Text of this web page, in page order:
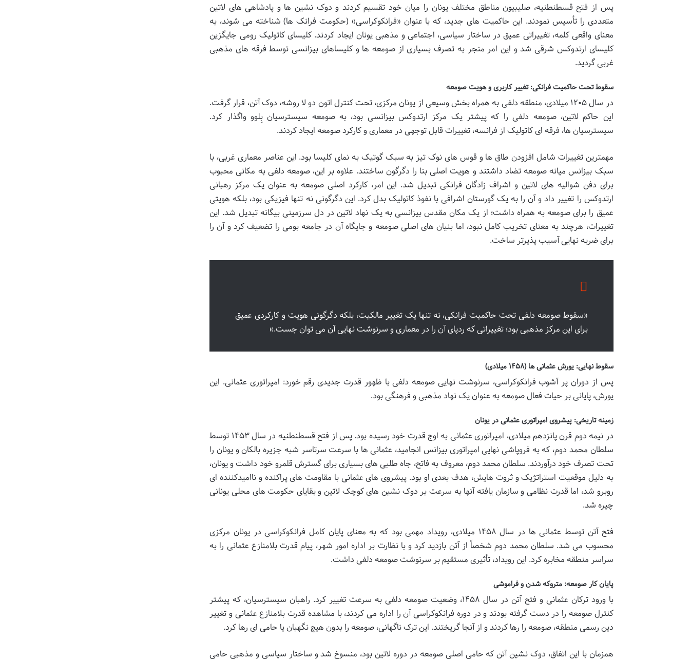
پس از فتح قسطنطنیه، صلیبیون مناطق مختلف یونان را میان خود تقسیم کردند و دوک نشین ها و پادشاهی های لاتین
متعددی را تأسیس نمودند. این حاکمیت های جدید، که با عنوان «فرانکوکراسی» (حکومت فرانک ها) شناخته می شوند، به
معنای واقعی کلمه، تغییراتی عمیق در ساختار سیاسی، اجتماعی و مذهبی یونان ایجاد کردند. کلیسای کاتولیک رومی جایگزین
کلیسای ارتدوکس شرقی شد و این امر منجر به تصرف بسیاری از صومعه ها و کلیساهای بیزانسی توسط فرقه های مذهبی
غربی گردید.
سقوط تحت حاکمیت فرانکی: تغییر کاربری و هویت صومعه
در سال ۱۲۰۵ میلادی، منطقه دلفی به همراه بخش وسیعی از یونان مرکزی، تحت کنترل اتون دو لا روشه، دوک آتن، قرار گرفت.
این حاکم لاتین، صومعه دلفی را که پیشتر یک مرکز ارتدوکس بیزانسی بود، به صومعه سیسترسیان بِلوو واگذار کرد.
سیسترسیان ها، فرقه ای کاتولیک از فرانسه، تغییرات قابل توجهی در معماری و کارکرد صومعه ایجاد کردند.
مهمترین تغییرات شامل افزودن طاق ها و قوس های نوک تیز به سبک گوتیک به نمای کلیسا بود. این عناصر معماری غربی، با
سبک بیزانس میانه صومعه تضاد داشتند و هویت اصلی بنا را دگرگون ساختند. علاوه بر این، صومعه دلفی به مکانی محبوب
برای دفن شوالیه های لاتین و اشراف زادگان فرانکی تبدیل شد. این امر، کارکرد اصلی صومعه به عنوان یک مرکز رهبانی
ارتدوکس را تغییر داد و آن را به یک گورستان اشرافی با نفوذ کاتولیک بدل کرد. این دگرگونی نه تنها فیزیکی بود، بلکه هویتی
عمیق را برای صومعه به همراه داشت؛ از یک مکان مقدس بیزانسی به یک نهاد لاتین در دل سرزمینی بیگانه تبدیل شد. این
تغییرات، هرچند به معنای تخریب کامل نبود، اما بنیان های اصلی صومعه و جایگاه آن در جامعه بومی را تضعیف کرد و آن را
برای ضربه نهایی آسیب پذیرتر ساخت.
«سقوط صومعه دلفی تحت حاکمیت فرانکی، نه تنها یک تغییر مالکیت، بلکه دگرگونی هویت و کارکردی عمیق
برای این مرکز مذهبی بود؛ تغییراتی که ردپای آن را در معماری و سرنوشت نهایی آن می توان جست.»
سقوط نهایی: یورش عثمانی ها (۱۴۵۸ میلادی)
پس از دوران پر آشوب فرانکوکراسی، سرنوشت نهایی صومعه دلفی با ظهور قدرت جدیدی رقم خورد: امپراتوری عثمانی. این
یورش، پایانی بر حیات فعال صومعه به عنوان یک نهاد مذهبی و فرهنگی بود.
زمینه تاریخی: پیشروی امپراتوری عثمانی در یونان
در نیمه دوم قرن پانزدهم میلادی، امپراتوری عثمانی به اوج قدرت خود رسیده بود. پس از فتح قسطنطنیه در سال ۱۴۵۳ توسط
سلطان محمد دوم، که به فروپاشی نهایی امپراتوری بیزانس انجامید، عثمانی ها با سرعت سرتاسر شبه جزیره بالکان و یونان را
تحت تصرف خود درآوردند. سلطان محمد دوم، معروف به فاتح، جاه طلبی های بسیاری برای گسترش قلمرو خود داشت و یونان،
به دلیل موقعیت استراتژیک و ثروت هایش، هدف بعدی او بود. پیشروی های عثمانی با مقاومت های پراکنده و ناامیدکننده ای
روبرو شد، اما قدرت نظامی و سازمان یافته آنها به سرعت بر دوک نشین های کوچک لاتین و بقایای حکومت های محلی یونانی
چیره شد.
فتح آتن توسط عثمانی ها در سال ۱۴۵۸ میلادی، رویداد مهمی بود که به معنای پایان کامل فرانکوکراسی در یونان مرکزی
محسوب می شد. سلطان محمد دوم شخصاً از آتن بازدید کرد و با نظارت بر اداره امور شهر، پیام قدرت بلامنازع عثمانی را به
سراسر منطقه مخابره کرد. این رویداد، تأثیری مستقیم بر سرنوشت صومعه دلفی داشت.
پایان کار صومعه: متروکه شدن و فراموشی
با ورود ترکان عثمانی و فتح آتن در سال ۱۴۵۸، وضعیت صومعه دلفی به سرعت تغییر کرد. راهبان سیسترسیان، که پیشتر
کنترل صومعه را در دست گرفته بودند و در دوره فرانکوکراسی آن را اداره می کردند، با مشاهده قدرت بلامنازع عثمانی و تغییر
دین رسمی منطقه، صومعه را رها کردند و از آنجا گریختند. این ترک ناگهانی، صومعه را بدون هیچ نگهبان یا حامی ای رها کرد.
همزمان با این اتفاق، دوک نشین آتن که حامی اصلی صومعه در دوره لاتین بود، منسوخ شد و ساختار سیاسی و مذهبی حامی